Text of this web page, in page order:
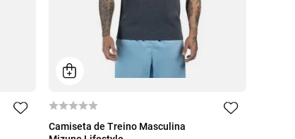
P
Camiseta de Treino Masculina